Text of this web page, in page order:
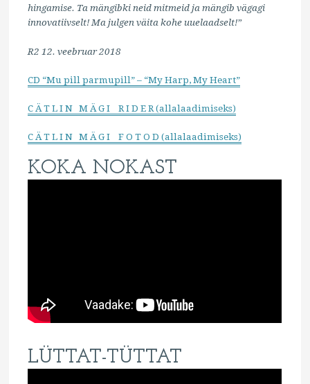
hingamise. Ta mängibki neid mitmeid ja mängib vägagi
innovatiivselt! Ma julgen väita kohe uuelaadselt!”
R2 12. veebruar 2018
CD “Mu pill parmupill” – “My Harp, My Heart”
C Ä T L I N M Ä G I R I D E R (allalaadimiseks)
C Ä T L I N M Ä G I F O T O D (allalaadimiseks)
KOKA NOKAST
LÜTTAT-TÜTTAT